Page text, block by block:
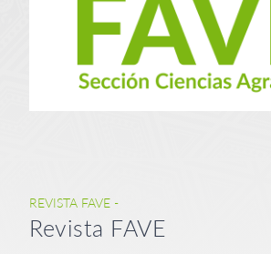
REVISTA FAVE -
Revista FAVE